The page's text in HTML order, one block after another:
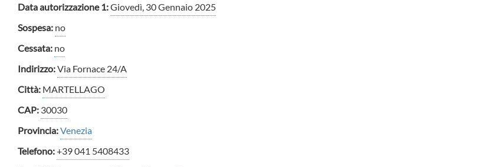
Data autorizzazione 1:Giovedì, 30 Gennaio 2025
Sospesa: no
Cessata: no
Indirizzo:Via Fornace 24/A
Città: MARTELLAGO
CAP: 30030
Provincia:Venezia
Telefono:+39 041 5408433